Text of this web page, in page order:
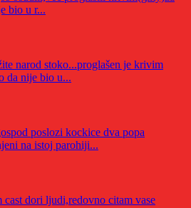
bio u r...
narod stoko...proglašen je krivim
da nije bio u...
poslozi kockice dva popa
na istoj parohiji...
cast dori ljudi,redovno citam vase